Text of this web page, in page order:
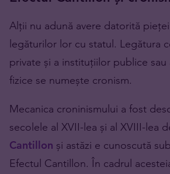
Alții nu adună avere datorită
legăturilor lor cu statul. Legătura
private și a instituțiilor publice
fizice se numește cronism.
Mecanica croninismului a fost
secolele al XVII-lea și al XVIII-lea
Cantillon și astăzi e cunoscută
Efectul Cantillon. În cadrul